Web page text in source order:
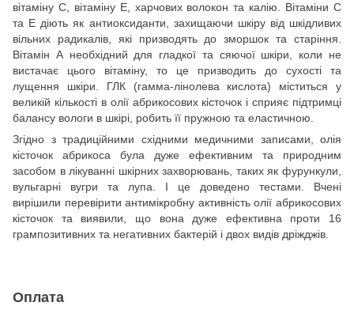
вітаміну С, вітаміну Е, харчових волокон та калію. Вітаміни С
та Е діють як антиоксиданти, захищаючи шкіру від шкідливих
вільних радикалів, які призводять до зморшок та старіння.
Вітамін А необхідний для гладкої та сяючої шкіри, коли не
вистачає цього вітаміну, то це призводить до сухості та
лущення шкіри. ГЛК (гамма-лінолева кислота) міститься у
великій кількості в олії абрикосових кісточок і сприяє підтримці
балансу вологи в шкірі, робить її пружною та еластичною.
Згідно з традиційними східними медичними записами, олія
кісточок абрикоса була дуже ефективним та природним
засобом в лікуванні шкірних захворювань, таких як фурункули,
вульгарні вугри та лупа. І це доведено тестами. Вчені
вирішили перевірити антимікробну активність олії абрикосових
кісточок та виявили, що вона дуже ефективна проти 16
грампозитивних та негативних бактерій і двох видів дріжджів.
Оплата